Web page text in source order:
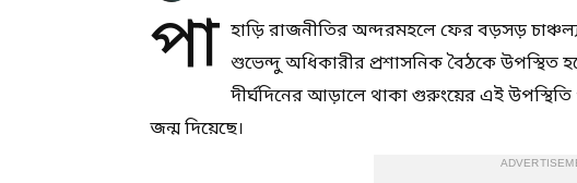
পা হাড়ি রাজনীতির অন্দরমহলে ফের বড়সড়
শুভেন্দু অধিকারীর প্রশাসনিক বৈঠকে উপস্থিত
দীর্ঘদিনের আড়ালে থাকা গুরুংয়ের এই
জন্ম দিয়েছে।